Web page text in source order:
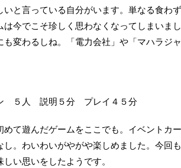
いと言っている自分がいます。単なる食わ
は今でこそ珍しく思わなくなってしまいま
も変わるしね。「電力会社」や「マハラジ
５人 説明５分 プレイ４５分
めて遊んだゲームをここでも。イベントカ
し。わいわいがやがや楽しめました。今回
い思いをしたようです。